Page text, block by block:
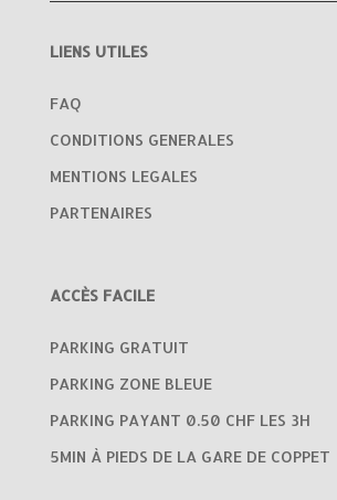
LIENS UTILES
FAQ
CONDITIONS GENERALES
MENTIONS LEGALES
PARTENAIRES
ACCÈS FACILE
PARKING GRATUIT
PARKING ZONE BLEUE
PARKING PAYANT 0.50 CHF LES 3H
5MIN À PIEDS DE LA GARE DE COPPET